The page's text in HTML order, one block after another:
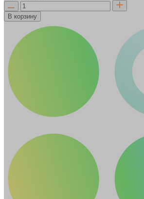
В корзину